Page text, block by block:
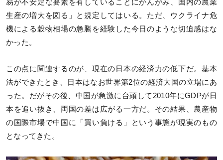
易が不安定な要素を有していることにかんがみ、国内の農業
生産の増大を図る」と規定してはいる。ただ、ウクライナ危
機による穀物相場の急騰を経験した今日のような切迫感はな
かった。
この点に関連するのが、現在の日本の経済力の低下だ。基本
法ができたとき、日本はなお世界第2位の経済大国の立場にあ
った。だがその後、中国が急激に台頭して2010年にGDPが日
本を追い抜き、両国の差は広がる一方だ。その結果、農産物
の国際市場で中国に「買い負ける」という事態が現実のもの
となってきた。